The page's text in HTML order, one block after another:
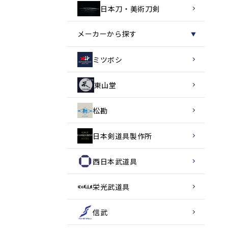
日本刀・美術刀剣
メーカーから探す ▼
ミツボシ
東山堂
松勘
日本剣道具製作所
西日本武道具
栄光武道具
信武